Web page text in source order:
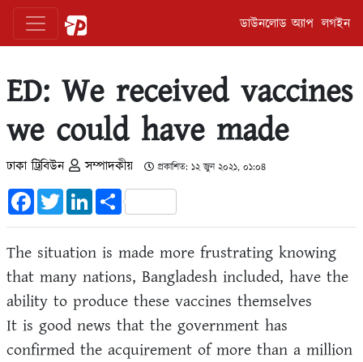
ডাউনলোড অ্যাপ লগইন
ED: We received vaccines
we could have made
ঢাকা ট্রিবিউন সম্পাদকীয় প্রকাশিত: ১২ জুন ২০২১, ০১:০৪
FacebookTwitterLinkedInShare
The situation is made more frustrating knowing
that many nations, Bangladesh included, have the
ability to produce these vaccines themselves
It is good news that the government has
confirmed the acquirement of more than a million